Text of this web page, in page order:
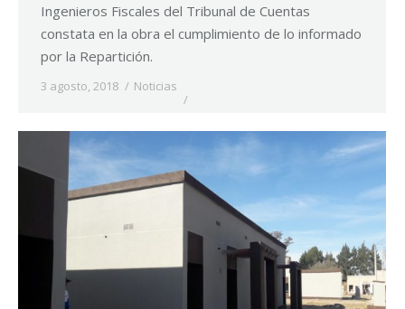
Ingenieros Fiscales del Tribunal de Cuentas
constata en la obra el cumplimiento de lo informado
por la Repartición.
3 agosto, 2018 Noticias